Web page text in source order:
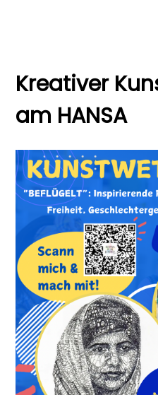
Kreativer
am HANSA